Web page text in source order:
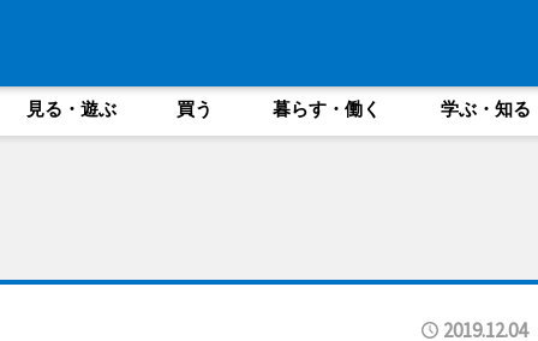
見る・遊ぶ 買う 暮らす・働く 学ぶ・知る
2019.12.04